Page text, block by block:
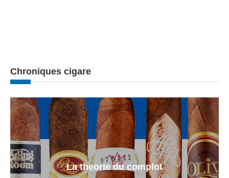
Chroniques cigare
La theorie du complot